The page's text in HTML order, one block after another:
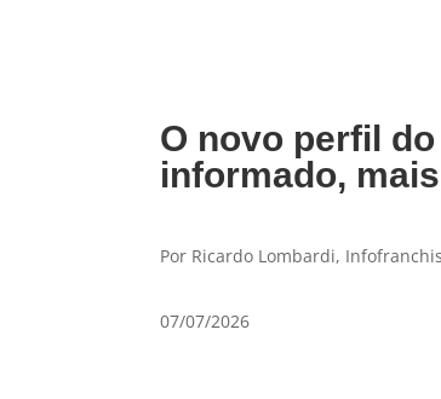
O novo perfil
informado,
Por Ricardo Lombardi,
07/07/2026